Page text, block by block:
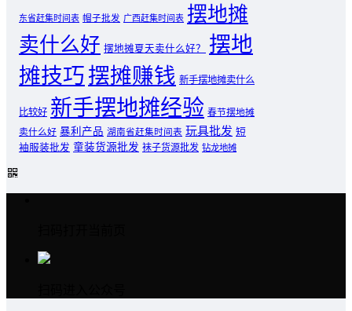
东省赶集时间表 帽子批发 广西赶集时间表 摆地摊
卖什么好 摆地摊夏天卖什么好？
摆地
摊技巧摆摊赚钱 新手摆地摊卖什么
比较好 新手摆地摊经验 春节摆地摊
卖什么好 暴利产品 湖南省赶集时间表 玩具批发 短
袖服装批发 童装货源批发 袜子货源批发 钻龙地摊